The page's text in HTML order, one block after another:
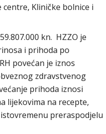
Kliničke bolnice i
kn. HZZO je
i prihoda po
povećan je iznos
zdravstvenog
prihoda iznosi
lijekovima na recepte,
preraspodjelu